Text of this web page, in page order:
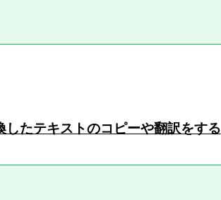
たテキストのコピーや翻訳をする